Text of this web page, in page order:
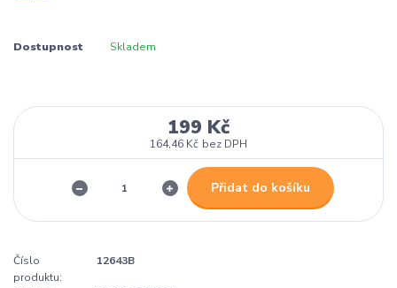
Dostupnost Skladem
199 Kč
164,46 Kč bez DPH
Přidat do košíku
Číslo
produktu:
12643B